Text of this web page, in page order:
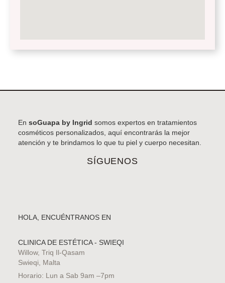
En soGuapa by Ingrid somos expertos en tratamientos
cosméticos personalizados, aquí encontrarás la mejor
atención y te brindamos lo que tu piel y cuerpo necesitan.
SÍGUENOS
HOLA, ENCUÉNTRANOS EN
CLINICA DE ESTÉTICA - SWIEQI
Willow, Triq Il-Qasam
Swieqi, Malta
Horario: Lun a Sab 9am –7pm